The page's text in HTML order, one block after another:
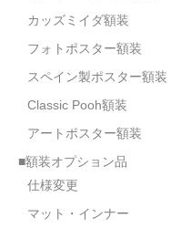
カッズミイダ額装
フォトポスター額装
スペイン製ポスター額装
Classic Pooh額装
アートポスター額装
■額装オプション品
仕様変更
マット・インナー